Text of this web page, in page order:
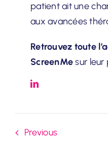
patient ait une
aux avancées
Retrouvez toute
ScreenMesur leur
Previous